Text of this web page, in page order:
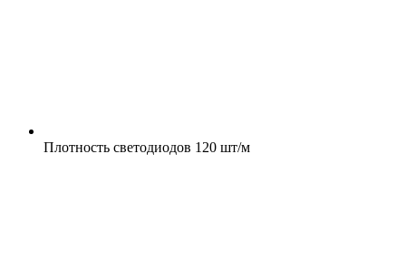
Плотность светодиодов 120 шт/м